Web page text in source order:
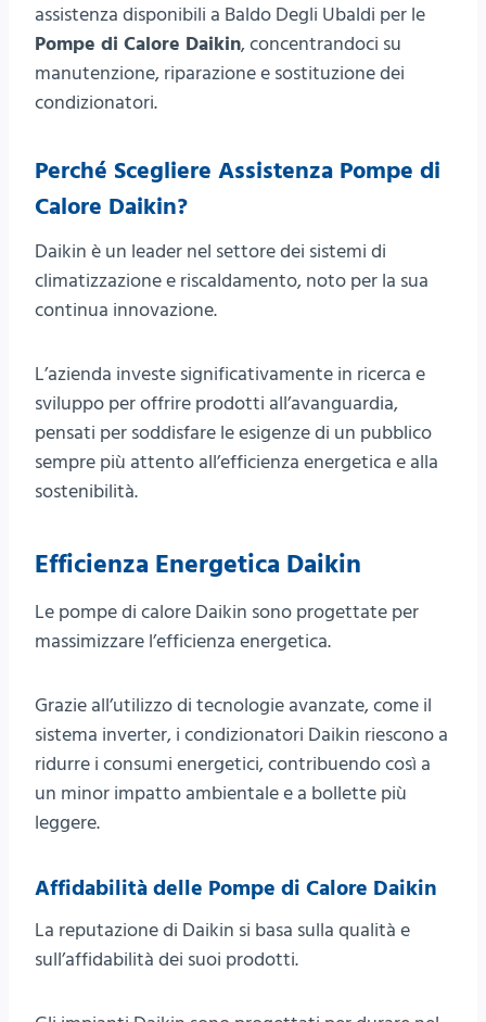
assistenza disponibili a Baldo Degli Ubaldi per le
Pompe di Calore Daikin, concentrandoci su
manutenzione, riparazione e sostituzione dei
condizionatori.
Perché Scegliere Assistenza Pompe di
Calore Daikin?
Daikin è un leader nel settore dei sistemi di
climatizzazione e riscaldamento, noto per la sua
continua innovazione.
L’azienda investe significativamente in ricerca e
sviluppo per offrire prodotti all’avanguardia,
pensati per soddisfare le esigenze di un pubblico
sempre più attento all’efficienza energetica e alla
sostenibilità.
Efficienza Energetica Daikin
Le pompe di calore Daikin sono progettate per
massimizzare l’efficienza energetica.
Grazie all’utilizzo di tecnologie avanzate, come il
sistema inverter, i condizionatori Daikin riescono a
ridurre i consumi energetici, contribuendo così a
un minor impatto ambientale e a bollette più
leggere.
Affidabilità delle Pompe di Calore Daikin
La reputazione di Daikin si basa sulla qualità e
sull’affidabilità dei suoi prodotti.